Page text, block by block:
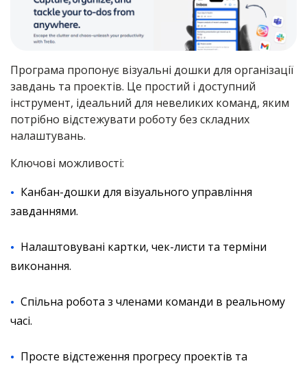
Програма пропонує візуальні дошки для організації
завдань та проектів. Це простий і доступний
інструмент, ідеальний для невеликих команд, яким
потрібно відстежувати роботу без складних
налаштувань.
Ключові можливості:
Канбан-дошки для візуального управління
завданнями.
Налаштовувані картки, чек-листи та терміни
виконання.
Спільна робота з членами команди в реальному
часі.
Просте відстеження прогресу проектів та